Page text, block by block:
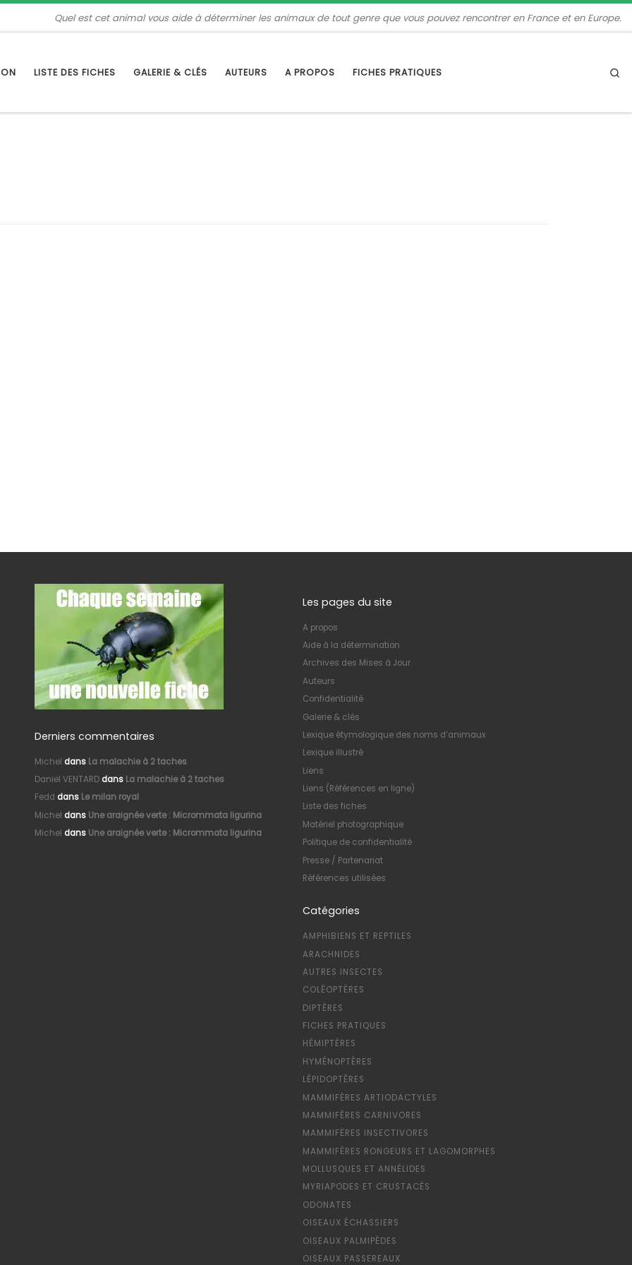
Quel est cet animal vous aide à déterminer les animaux de tout genre que vous pouvez rencontrer en France et en Europe.
LISTE DES FICHES GALERIE & CLÉS AUTEURS A PROPOS FICHES PRATIQUES
Derniers commentaires
Michel dans La malachie à 2 taches
Daniel VENTARD dans La malachie à 2 taches
Fedd dans Le milan royal
Michel dans Une araignée verte : Micrommata ligurina
Michel dans Une araignée verte : Micrommata ligurina
Les pages du site
A propos
Aide à la détermination
Archives des Mises à Jour
Auteurs
Confidentialité
Galerie & clés
Lexique étymologique des noms d’animaux
Lexique illustré
Liens
Liens (Références en ligne)
Liste des fiches
Matériel photographique
Politique de confidentialité
Presse / Partenariat
Références utilisées
Catégories
AMPHIBIENS ET REPTILES
ARACHNIDES
AUTRES INSECTES
COLÉOPTÈRES
DIPTÈRES
FICHES PRATIQUES
HÉMIPTÈRES
HYMÉNOPTÈRES
LÉPIDOPTÈRES
MAMMIFÈRES ARTIODACTYLES
MAMMIFÈRES CARNIVORES
MAMMIFÈRES INSECTIVORES
MAMMIFÈRES RONGEURS ET LAGOMORPHES
MOLLUSQUES ET ANNÉLIDES
MYRIAPODES ET CRUSTACÉS
ODONATES
OISEAUX ÉCHASSIERS
OISEAUX PALMIPÈDES
OISEAUX PASSEREAUX